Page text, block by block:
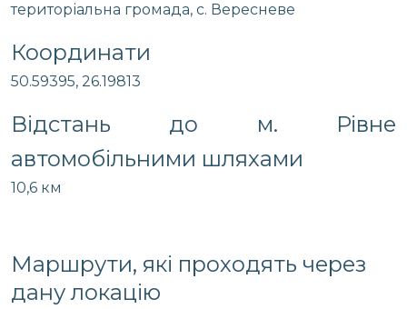
територіальна громада, с. Вересневе
Координати
50.59395, 26.19813
Відстань до м. Рівне
автомобільними шляхами
10,6 км
Маршрути, які проходять через
дану локацію